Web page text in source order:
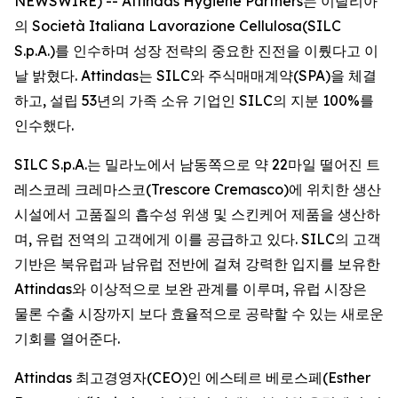
의 Società Italiana Lavorazione Cellulosa(SILC
S.p.A.)를 인수하며 성장 전략의 중요한 진전을 이뤘다고 이
날 밝혔다. Attindas는 SILC와 주식매매계약(SPA)을 체결
하고, 설립 53년의 가족 소유 기업인 SILC의 지분 100%를
인수했다.
SILC S.p.A.는 밀라노에서 남동쪽으로 약 22마일 떨어진 트
레스코레 크레마스코(Trescore Cremasco)에 위치한 생산
시설에서 고품질의 흡수성 위생 및 스킨케어 제품을 생산하
며, 유럽 전역의 고객에게 이를 공급하고 있다. SILC의 고객
기반은 북유럽과 남유럽 전반에 걸쳐 강력한 입지를 보유한
Attindas와 이상적으로 보완 관계를 이루며, 유럽 시장은
물론 수출 시장까지 보다 효율적으로 공략할 수 있는 새로운
기회를 열어준다.
Attindas 최고경영자(CEO)인 에스테르 베로스페(Esther